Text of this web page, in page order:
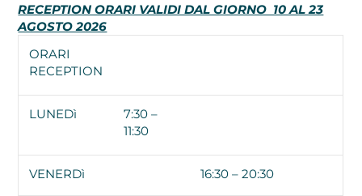
RECEPTION ORARI VALIDI DAL GIORNO 10 AL 23
AGOSTO 2026
ORARI
RECEPTION
LUNEDì
7:30 –
11:30
VENERDì 16:30 – 20:30